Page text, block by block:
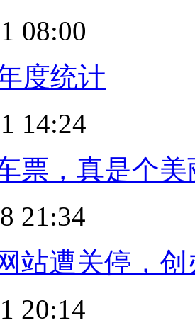
08:00
度统计
14:24
票，真是个
21:34
站遭关停，
20:14